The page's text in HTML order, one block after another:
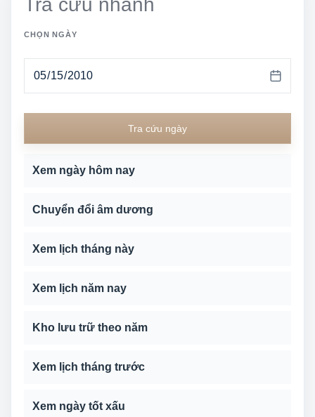
Tra cứu nhanh
CHỌN NGÀY
Tra cứu ngày
Xem ngày hôm nay
Chuyển đổi âm dương
Xem lịch tháng này
Xem lịch năm nay
Kho lưu trữ theo năm
Xem lịch tháng trước
Xem ngày tốt xấu